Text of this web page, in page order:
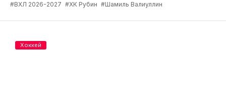
#ВХЛ 2026-2027 #ХК Рубин #Шамиль Валиуллин
Хоккей